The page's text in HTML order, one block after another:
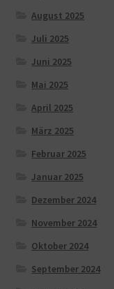
August 2025
Juli 2025
Juni 2025
Mai 2025
April 2025
März 2025
Februar 2025
Januar 2025
Dezember 2024
November 2024
Oktober 2024
September 2024